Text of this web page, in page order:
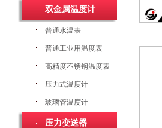
双金属温度计
普通水温表
普通工业用温度表
高精度不锈钢温度表
压力式温度计
玻璃管温度计
压力变送器